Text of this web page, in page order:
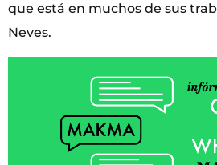
que está en muchos de sus
Neves.